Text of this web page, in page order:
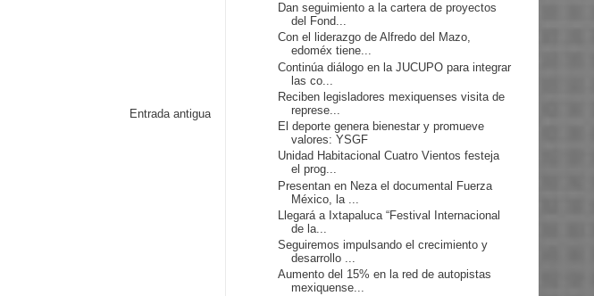
Entrada antigua
Dan seguimiento a la cartera de proyectos
del Fond...
Con el liderazgo de Alfredo del Mazo,
edoméx tiene...
Continúa diálogo en la JUCUPO para integrar
las co...
Reciben legisladores mexiquenses visita de
represe...
El deporte genera bienestar y promueve
valores: YSGF
Unidad Habitacional Cuatro Vientos festeja
el prog...
Presentan en Neza el documental Fuerza
México, la ...
Llegará a Ixtapaluca “Festival Internacional
de la...
Seguiremos impulsando el crecimiento y
desarrollo ...
Aumento del 15% en la red de autopistas
mexiquense...